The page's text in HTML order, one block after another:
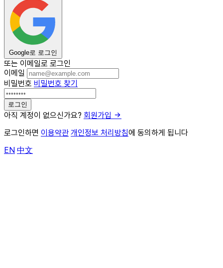
Google로 로그인
또는 이메일로 로그인
이메일
비밀번호 비밀번호 찾기
아직 계정이 없으신가요? 회원가입
로그인하면 이용약관 개인정보 처리방침에 동의하게 됩니다
EN 中文